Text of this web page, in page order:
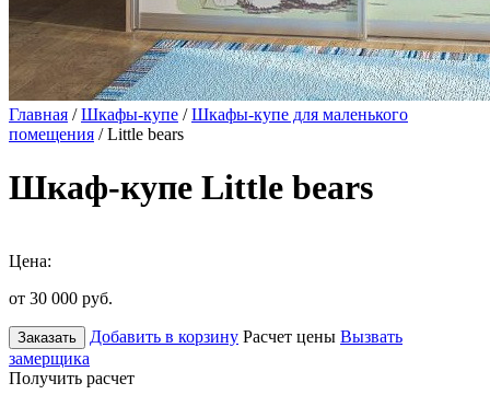
Главная /Шкафы-купе /Шкафы-купе для маленького
помещения / Little bears
Шкаф-купе Little bears
Цена:
от 30 000 руб.
Заказать Добавить в корзину Расчет цены Вызвать
замерщика
Получить расчет